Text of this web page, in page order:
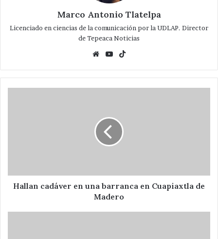
Marco Antonio Tlatelpa
Licenciado en ciencias de la comunicación por la UDLAP. Director
de Tepeaca Noticias
WebsiteYouTube
Madero
Hallan cadáver en una barranca en Cuapiaxtla de
Madero